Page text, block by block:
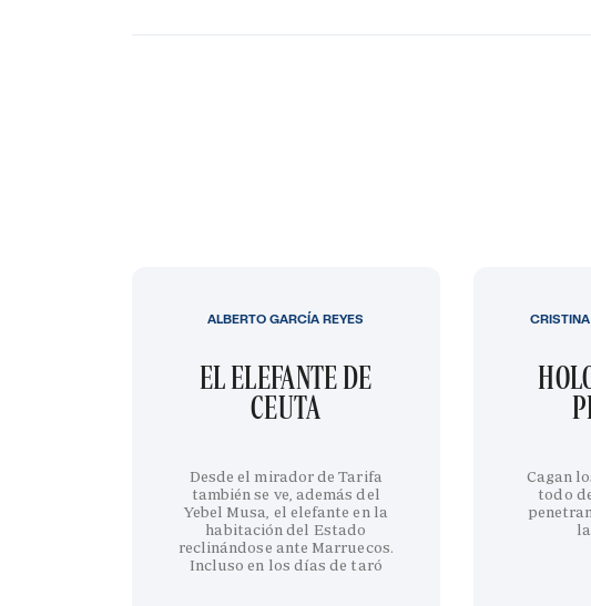
EL ELEFANTE DE
CEUTA
Desde el mirador de Tarifa
también se ve, además del
Yebel Musa, el elefante en la
habitación del Estado
reclinándose ante Marruecos.
Incluso en los días de taró
ALBERTO GARCÍA REYES
Cagan
todo